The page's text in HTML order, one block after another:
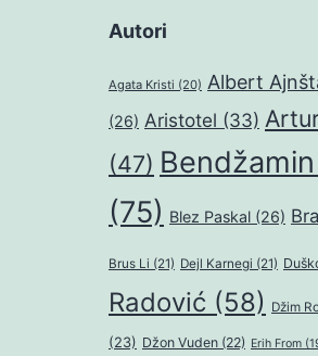
Autori
Agata Kristi (20) Albert
(26) Aristotel (33)
(47)
(75) Blez Paskal (26)
Brus Li (21) Dejl Karnegi (21)
Radović (58) Džim
(23) Džon Vuden (22) Erih From